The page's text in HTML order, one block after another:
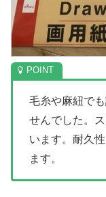
毛糸や麻紐で
せんでした。
います。耐久
ます。